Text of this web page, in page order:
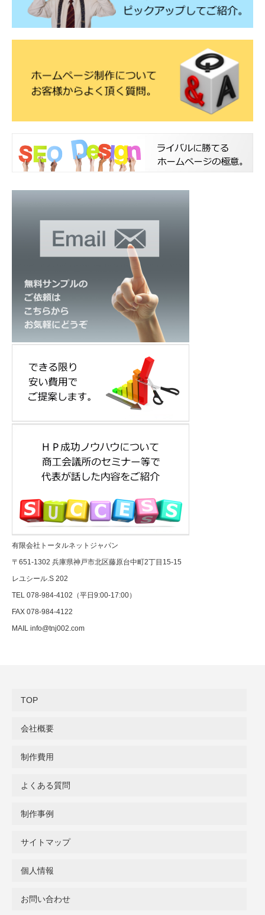
有限会社トータルネットジャパン
〒651-1302 兵庫県神戸市北区藤原台中町2丁目15-15
レユシール.S 202
TEL 078-984-4102（平日9:00-17:00）
FAX 078-984-4122
MAIL info@tnj002.com
TOP
会社概要
制作費用
よくある質問
制作事例
サイトマップ
個人情報
お問い合わせ